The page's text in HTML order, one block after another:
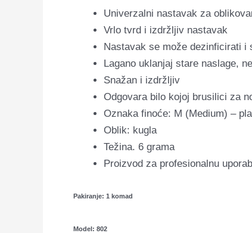
Univerzalni nastavak za
Vrlo tvrd i izdržljiv nastavak
Nastavak se može dezinficirati i
Lagano uklanjaj stare naslage,
Snažan i izdržljiv
Odgovara bilo kojoj brusilici za
Oznaka finoće: M (Medium) –
Oblik: kugla
Težina. 6 grama
Proizvod za profesionalnu
Pakiranje: 1 komad
Model: 802